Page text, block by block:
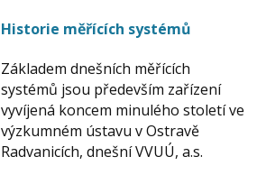
Historie měřících systémů
Základem dnešních měřících
systémů jsou především zařízení
vyvíjená koncem minulého století ve
výzkumném ústavu v Ostravě
Radvanicích, dnešní VVUÚ, a.s.